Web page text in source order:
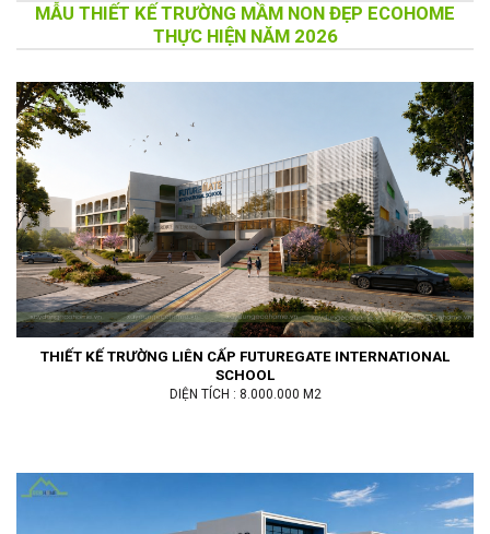
MẪU THIẾT KẾ TRƯỜNG MẦM NON ĐẸP ECOHOME
THỰC HIỆN NĂM 2026
THIẾT KẾ TRƯỜNG LIÊN CẤP FUTUREGATE INTERNATIONAL
SCHOOL
DIỆN TÍCH : 8.000.000 M2